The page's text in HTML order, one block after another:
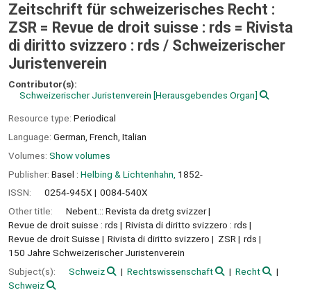
Zeitschrift für schweizerisches Recht :
ZSR = Revue de droit suisse : rds = Rivista
di diritto svizzero : rds / Schweizerischer
Juristenverein
Contributor(s):
Schweizerischer Juristenverein [Herausgebendes Organ]
Resource type: Periodical
Language: German French Italian
Volumes: Show volumes
Publisher: Basel : Helbing & Lichtenhahn, 1852-
ISSN:
0254-945X
0084-540X
Other title:
Nebent.:: Revista da dretg svizzer
Revue de droit suisse : rds
Rivista di diritto svizzero : rds
Revue de droit Suisse
Rivista di diritto svizzero ZSR
rds
150 Jahre Schweizerischer Juristenverein
Subject(s):
Schweiz Rechtswissenschaft
Recht
Schweiz